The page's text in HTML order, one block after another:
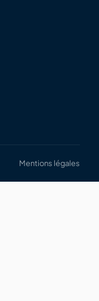
Mentions légales